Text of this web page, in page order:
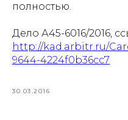
полностью.
Дело А45-6016/2016,
http://kad.arbitr.ru/
9644-4224f0b36cc7
30.03.2016